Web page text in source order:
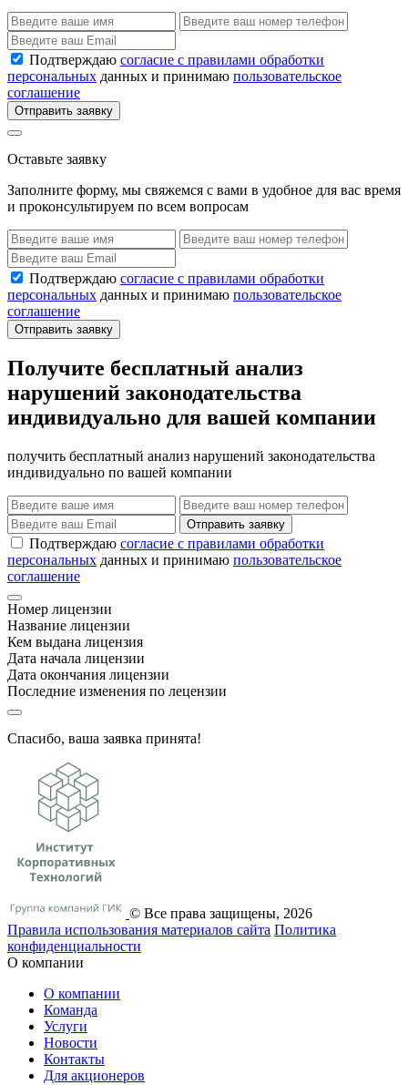
Подтверждаю согласие с правилами обработки
персональных данных и принимаю пользовательское
соглашение
Отправить заявку
Оставьте заявку
Заполните форму, мы свяжемся с вами в удобное для вас время
и проконсультируем по всем вопросам
Подтверждаю согласие с правилами обработки
персональных данных и принимаю пользовательское
соглашение
Отправить заявку
Получите бесплатный анализ
нарушений законодательства
индивидуально для вашей компании
получить бесплатный анализ нарушений законодательства
индивидуально по вашей компании
Отправить заявку
Подтверждаю согласие с правилами обработки
персональных данных и принимаю пользовательское
соглашение
Номер лицензии
Название лицензии
Кем выдана лицензия
Дата начала лицензии
Дата окончания лицензии
Последние изменения по лецензии
Спасибо, ваша заявка принята!
© Все права защищены, 2026
Правила использования материалов сайта Политика
конфиденциальности
О компании
О компании
Команда
Услуги
Новости
Контакты
Для акционеров